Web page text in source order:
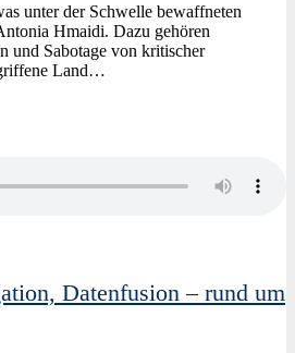
unter der Schwelle bewaffneten
Hmaidi. Dazu gehören
und Sabotage von kritischer
Land…
Datenfusion – rund um